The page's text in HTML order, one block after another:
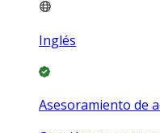
Inglés
Asesoramiento de